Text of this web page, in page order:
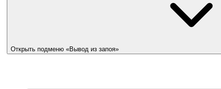
Открыть подменю «Вывод из запоя»